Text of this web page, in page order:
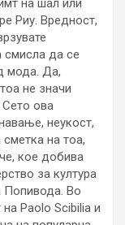
на шал или
Риу. Вредност,
смисла да се
мода. Да,
не значи
Сето ова
неукост,
сметка на тоа,
кое добива
за култура
Попивода. Во
Paolo Scibilia и